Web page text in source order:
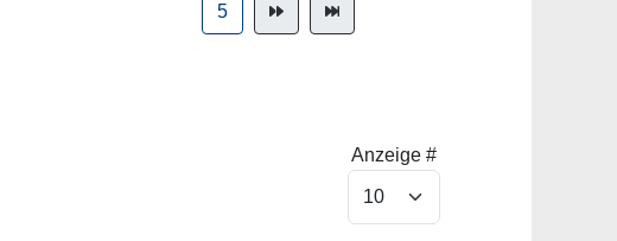
Anzeige #
5